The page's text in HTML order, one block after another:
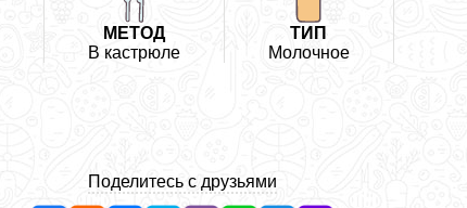
МЕТОД
В кастрюле
ТИП
Молочное
Поделитесь с друзьями